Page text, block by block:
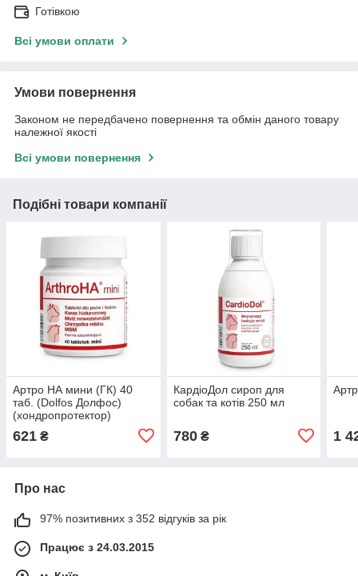
Готівкою
Всі умови оплати
Умови повернення
Законом не передбачено повернення та обмін даного товару
належної якості
Всі умови повернення
Подібні товари компанії
Артро НА мини (ГК) 40
таб. (Dolfos Долфос)
(хондропротектор)
621 ₴
КардіоДол сироп для
собак та котів 250 мл
780₴ 1
Про нас
97% позитивних з 352 відгуків за рік
Працює з 24.03.2015